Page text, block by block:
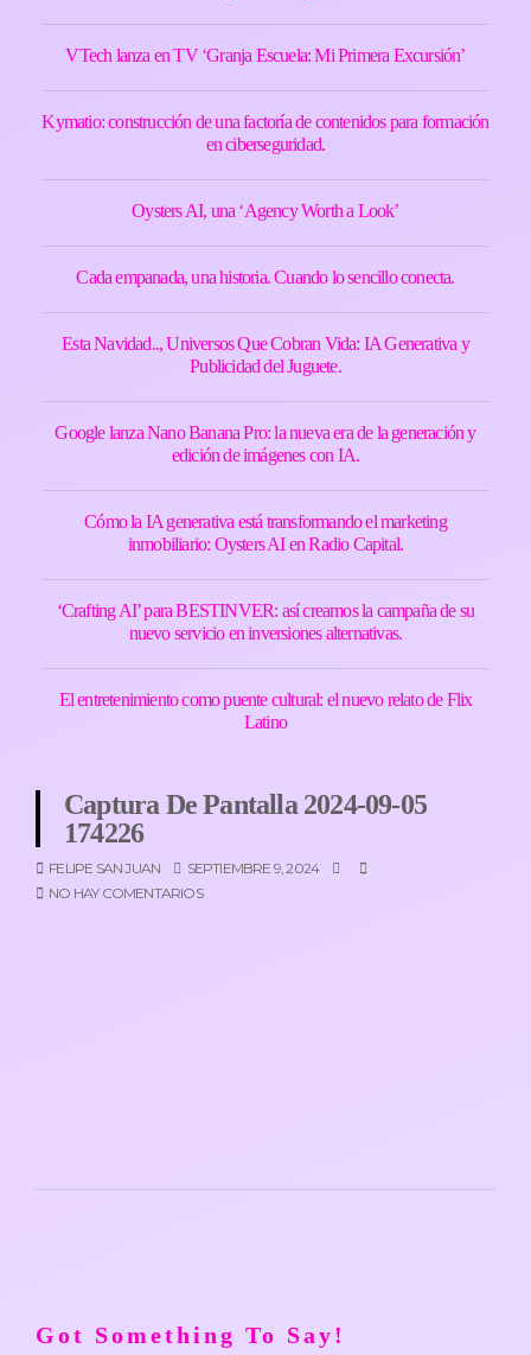
VTech lanza en TV ‘Granja Escuela: Mi Primera Excursión’
Kymatio: construcción de una factoría de contenidos para formación
en ciberseguridad.
Oysters AI, una ‘Agency Worth a Look’
Cada empanada, una historia. Cuando lo sencillo conecta.
Esta Navidad.., Universos Que Cobran Vida: IA Generativa y
Publicidad del Juguete.
Google lanza Nano Banana Pro: la nueva era de la generación y
edición de imágenes con IA.
Cómo la IA generativa está transformando el marketing
inmobiliario: Oysters AI en Radio Capital.
‘Crafting AI’ para BESTINVER: así creamos la campaña de su
nuevo servicio en inversiones alternativas.
El entretenimiento como puente cultural: el nuevo relato de Flix
Latino
Captura De Pantalla 2024-09-05
174226
FELIPE SAN JUAN
SEPTIEMBRE 9, 2024
NO HAY COMENTARIOS
Got Something To Say!